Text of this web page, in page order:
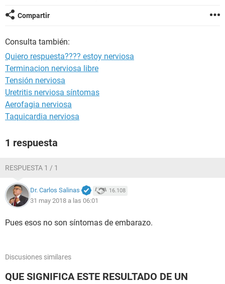
GLOSARIO
Compartir
Consulta también:
Quiero respuesta???? estoy nerviosa
Terminacion nerviosa libre
Tensión nerviosa
Uretritis nerviosa síntomas
Aerofagia nerviosa
Taquicardia nerviosa
1 respuesta
RESPUESTA 1 / 1
Dr. Carlos Salinas 16.108
31 may 2018 a las 06:01
Pues esos no son síntomas de embarazo.
Discusiones similares
QUE SIGNIFICA ESTE RESULTADO DE UN